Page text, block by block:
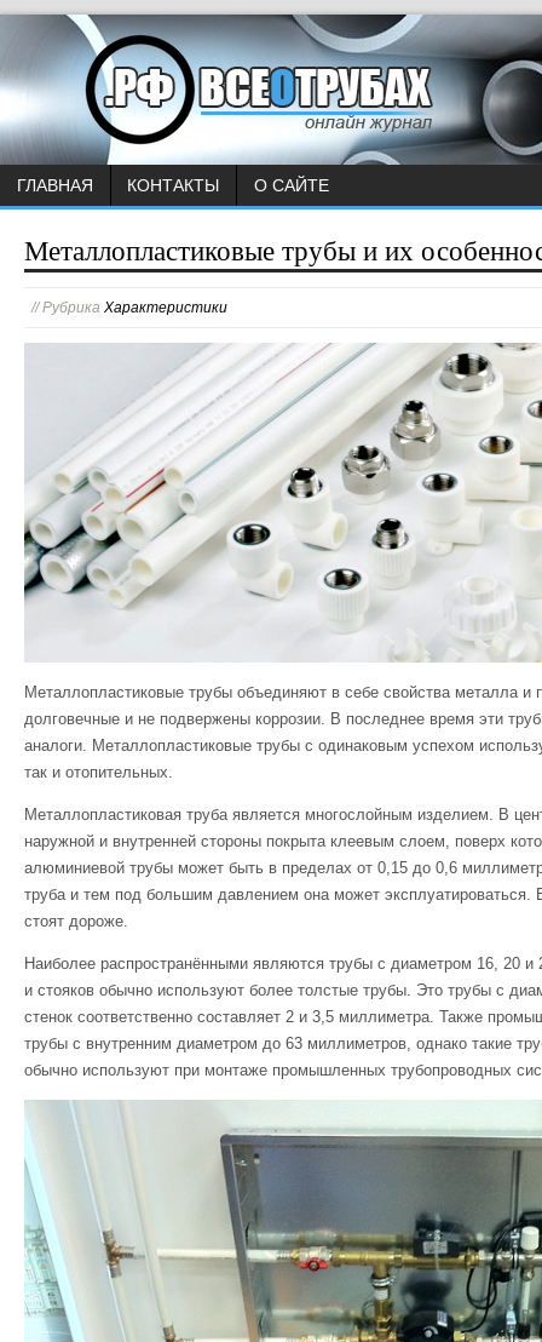
ГЛАВНАЯ КОНТАКТЫ О САЙТЕ
Металлопластиковые трубы и их
// Рубрика Характеристики
Металлопластиковые трубы объединяют в себе свойства металла и
долговечные и не подвержены коррозии. В последнее время эти
аналоги. Металлопластиковые трубы с одинаковым успехом
так и отопительных.
Металлопластиковая труба является многослойным изделием. В
наружной и внутренней стороны покрыта клеевым слоем, поверх
алюминиевой трубы может быть в пределах от 0,15 до 0,6
труба и тем под большим давлением она может эксплуатироваться.
стоят дороже.
Наиболее распространёнными являются трубы с диаметром 16, 20
и стояков обычно используют более толстые трубы. Это трубы с
стенок соответственно составляет 2 и 3,5 миллиметра. Также
трубы с внутренним диаметром до 63 миллиметров, однако такие
обычно используют при монтаже промышленных трубопроводных